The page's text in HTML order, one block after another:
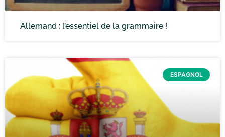
Allemand : l’essentiel de la grammaire !
ESPAGNOL